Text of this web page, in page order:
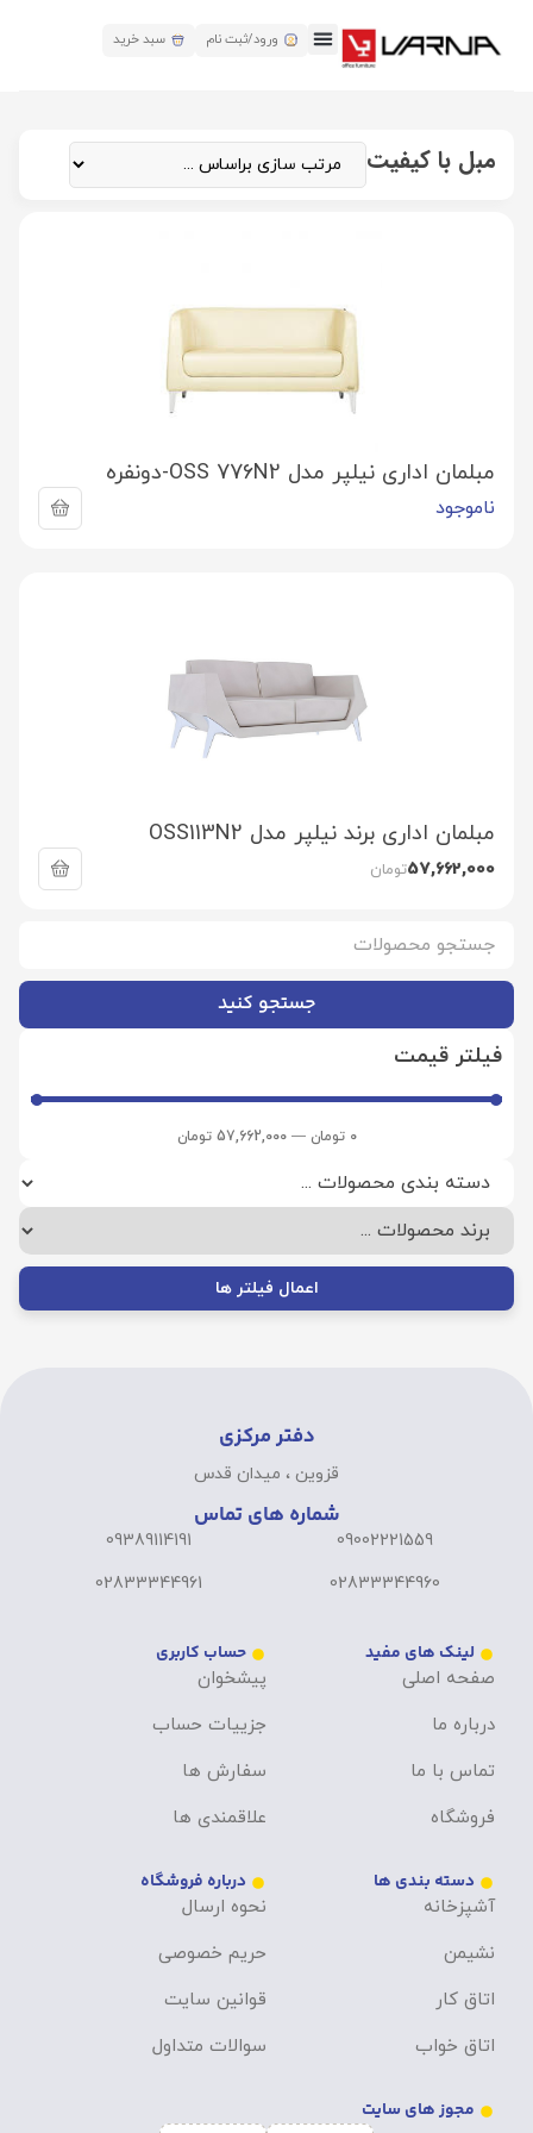
ورود/ثبت نام سبد خرید
جستجو کنید
فیلتر قیمت
0 تومان —
57,662,000 تومان
اعمال فیلتر ها
مبل با کیفیت
مبلمان اداری نیلپر مدل OSS 776N2-دونفره
ناموجود
مبلمان اداری برند نیلپر مدل OSS113N2
57,662,000تومان
دفتر مرکزی
قزوین ، میدان قدس
شماره های تماس
09002221559
02833344960
09389114191
02833344961
لینک های مفید
صفحه اصلی
درباره ما
تماس با ما
فروشگاه
حساب کاربری
پیشخوان
جزییات حساب
سفارش ها
علاقمندی ها
دسته بندی ها
آشپزخانه
نشیمن
اتاق کار
اتاق خواب
درباره فروشگاه
نحوه ارسال
حریم خصوصی
قوانین سایت
سوالات متداول
مجوز های سایت